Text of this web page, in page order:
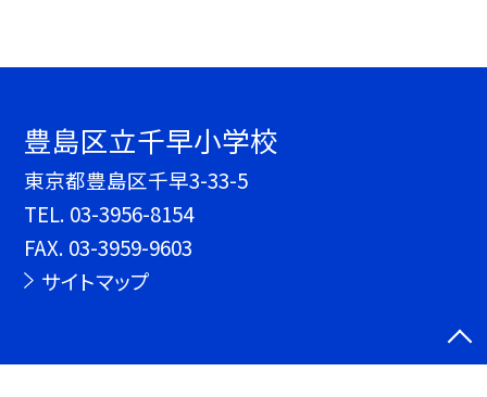
豊島区立千早小学校
東京都豊島区千早3-33-5
TEL. 03-3956-8154
FAX. 03-3959-9603
サイトマップ